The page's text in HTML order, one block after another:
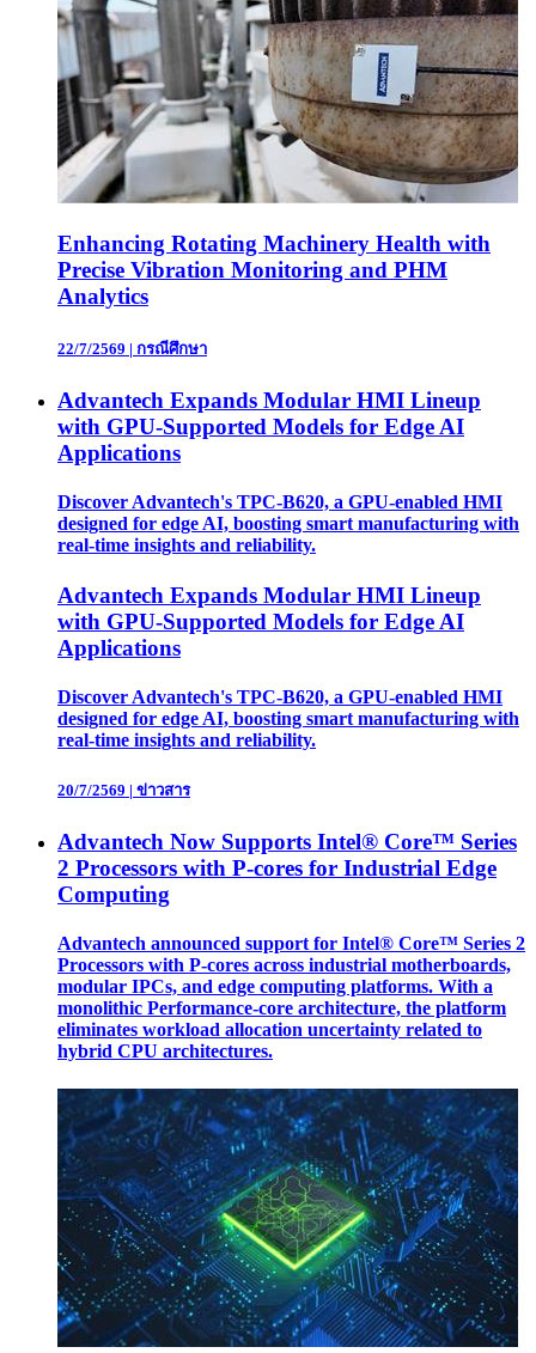
Enhancing Rotating Machinery Health with
Precise Vibration Monitoring and PHM
Analytics
22/7/2569 | กรณีศึกษา
Advantech Expands Modular HMI Lineup
with GPU-Supported Models for Edge AI
Applications
Discover Advantech's TPC-B620, a GPU-enabled HMI
designed for edge AI, boosting smart manufacturing with
real-time insights and reliability.
Advantech Expands Modular HMI Lineup
with GPU-Supported Models for Edge AI
Applications
Discover Advantech's TPC-B620, a GPU-enabled HMI
designed for edge AI, boosting smart manufacturing with
real-time insights and reliability.
20/7/2569 | ข่าวสาร
Advantech Now Supports Intel® Core™ Series
2 Processors with P-cores for Industrial Edge
Computing
Advantech announced support for Intel® Core™ Series 2
Processors with P-cores across industrial motherboards,
modular IPCs, and edge computing platforms. With a
monolithic Performance-core architecture, the platform
eliminates workload allocation uncertainty related to
hybrid CPU architectures.